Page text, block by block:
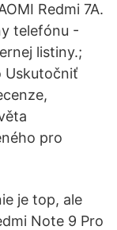
Redmi 7A.
telefónu -
listiny.;
Uskutočniť
pro
je top, ale
Note 9 Pro